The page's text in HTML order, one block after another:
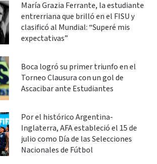
María Grazia Ferrante, la estudiante
entrerriana que brilló en el FISU y
clasificó al Mundial: “Superé mis
expectativas”
Boca logró su primer triunfo en el
Torneo Clausura con un gol de
Ascacibar ante Estudiantes
Por el histórico Argentina-
Inglaterra, AFA estableció el 15 de
julio como Día de las Selecciones
Nacionales de Fútbol